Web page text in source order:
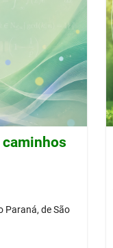
caminhos
Paraná, de São